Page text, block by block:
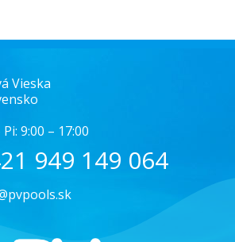
Vieska
9:00 – 17:00
949 149 064